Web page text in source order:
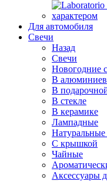
Для автомобиля
Свечи
Назад
Свечи
Новогодние
В
В
В стекле
В керамике
Лампадные
С крышкой
Чайные
Аксессуары